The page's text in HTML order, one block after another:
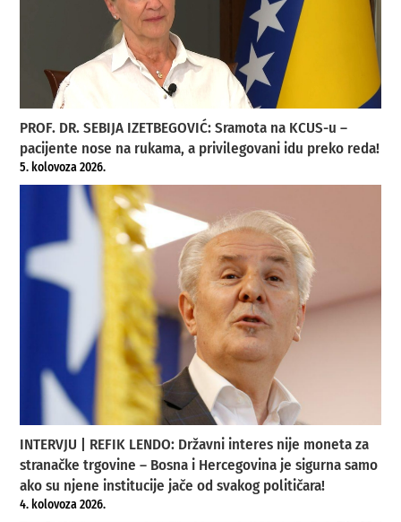
PROF. DR. SEBIJA IZETBEGOVIĆ: Sramota na KCUS-u –
pacijente nose na rukama, a privilegovani idu preko reda!
5. kolovoza 2026.
INTERVJU | REFIK LENDO: Državni interes nije moneta za
stranačke trgovine – Bosna i Hercegovina je sigurna samo
ako su njene institucije jače od svakog političara!
4. kolovoza 2026.